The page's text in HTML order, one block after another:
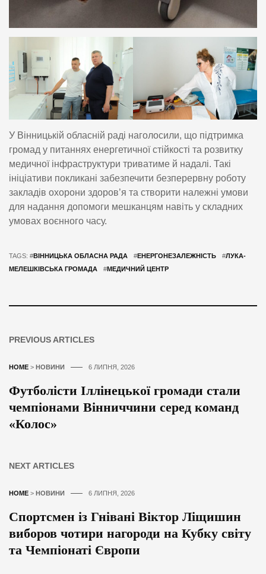
У Вінницькій обласній раді наголосили, що підтримка
громад у питаннях енергетичної стійкості та розвитку
медичної інфраструктури триватиме й надалі. Такі
ініціативи покликані забезпечити безперервну роботу
закладів охорони здоров’я та створити належні умови
для надання допомоги мешканцям навіть у складних
умовах воєнного часу.
TAGS: #ВІННИЦЬКА ОБЛАСНА РАДА #ЕНЕРГОНЕЗАЛЕЖНІСТЬ #ЛУКА-
МЕЛЕШКІВСЬКА ГРОМАДА
#МЕДИЧНИЙ ЦЕНТР
PREVIOUS ARTICLES
HOME > НОВИНИ 6 ЛИПНЯ, 2026
Футболісти Іллінецької громади стали
чемпіонами Вінниччини серед команд
«Колос»
NEXT ARTICLES
HOME > НОВИНИ 6 ЛИПНЯ, 2026
Спортсмен із Гнівані Віктор Ліщишин
виборов чотири нагороди на Кубку світу
та Чемпіонаті Європи